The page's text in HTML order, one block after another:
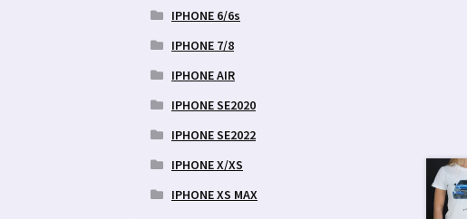
IPHONE 6/6s
IPHONE 7/8
IPHONE AIR
IPHONE SE2020
IPHONE SE2022
IPHONE X/XS
IPHONE XS MAX